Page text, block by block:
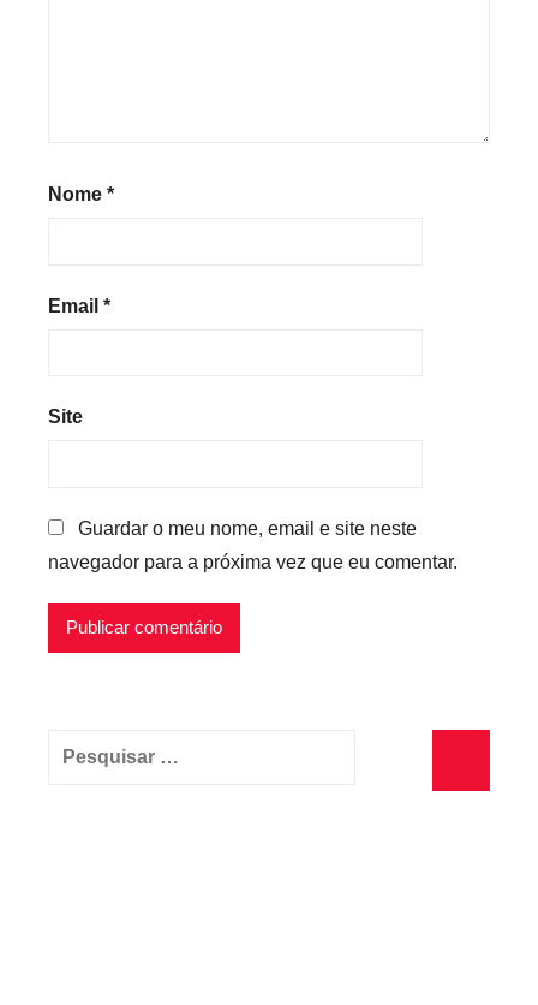
Nome *
Email *
Site
Guardar o meu nome, email e site neste
navegador para a próxima vez que eu comentar.
Pesquisar